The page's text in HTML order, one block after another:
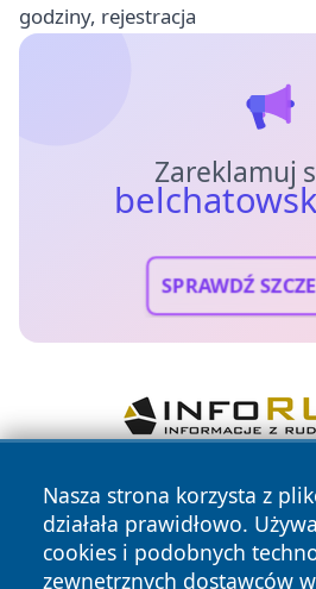
godziny, rejestracja
Zareklamuj
SPRAWDŹ
Nasza strona korzysta z
działała prawidłowo.
cookies i podobnych
zewnętrznych dostawców